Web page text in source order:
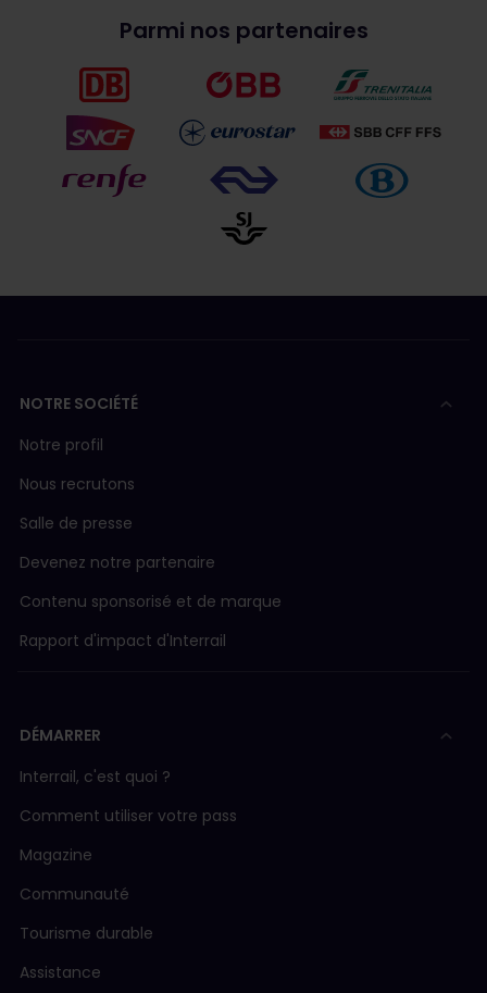
Parmi nos partenaires
NOTRE SOCIÉTÉ
Notre profil
Nous recrutons
Salle de presse
Devenez notre partenaire
Contenu sponsorisé et de marque
Rapport d'impact d'Interrail
DÉMARRER
Interrail, c'est quoi ?
Comment utiliser votre pass
Magazine
Communauté
Tourisme durable
Assistance